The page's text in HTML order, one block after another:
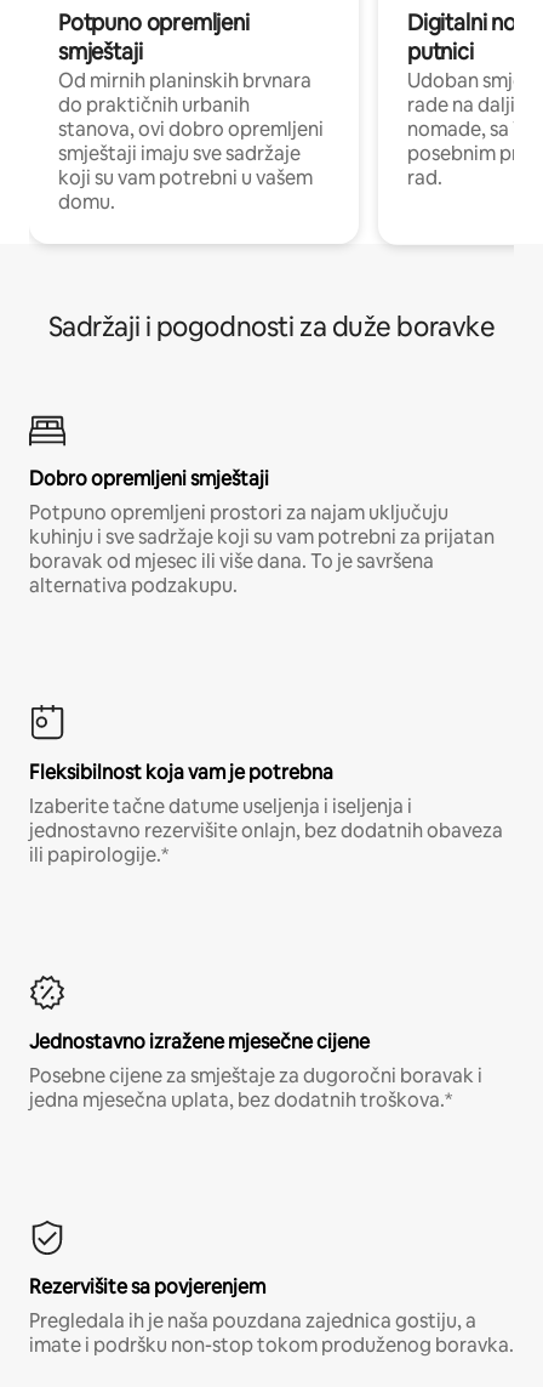
Potpuno opremljeni
smještaji
Od mirnih planinskih brvnara
do praktičnih urbanih
stanova, ovi dobro opremljeni
smještaji imaju sve sadržaje
koji su vam potrebni u vašem
domu.
Digitalni
putnici
Udoban
rade na
nomade, sa
posebnim
rad.
Sadržaji i pogodnosti za duže boravke
Dobro opremljeni smještaji
Potpuno opremljeni prostori za najam uključuju
kuhinju i sve sadržaje koji su vam potrebni za prijatan
boravak od mjesec ili više dana. To je savršena
alternativa podzakupu.
Fleksibilnost koja vam je potrebna
Izaberite tačne datume useljenja i iseljenja i
jednostavno rezervišite onlajn, bez dodatnih obaveza
ili papirologije.*
Jednostavno izražene mjesečne cijene
Posebne cijene za smještaje za dugoročni boravak i
jedna mjesečna uplata, bez dodatnih troškova.*
Rezervišite sa povjerenjem
Pregledala ih je naša pouzdana zajednica gostiju, a
imate i podršku non-stop tokom produženog boravka.